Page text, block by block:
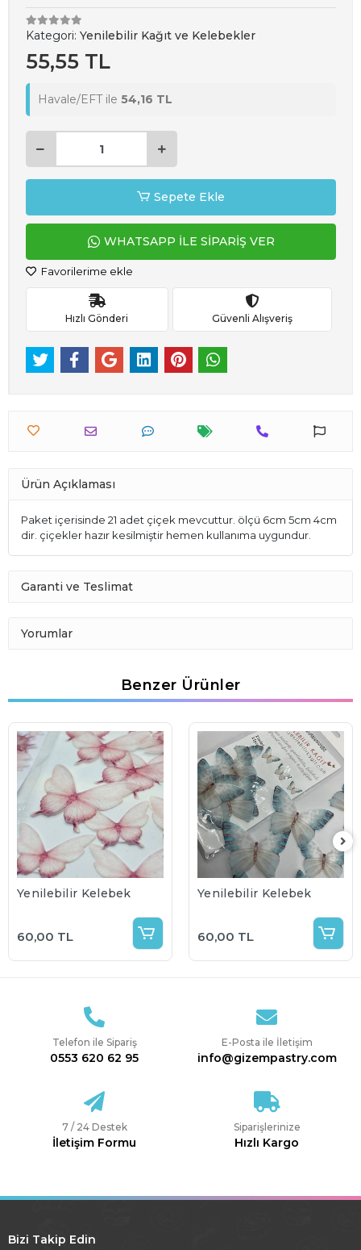
Kategori: Yenilebilir Kağıt ve Kelebekler
55,55 TL
Havale/EFT ile 54,16 TL
Sepete Ekle
WHATSAPP İLE SİPARİŞ VER
Favorilerime ekle
Hızlı Gönderi Güvenli Alışveriş
Ürün Açıklaması
Paket içerisinde 21 adet çiçek mevcuttur. ölçü 6cm 5cm 4cm
dir. çiçekler hazır kesilmiştir hemen kullanıma uygundur.
Garanti ve Teslimat
Yorumlar
Benzer Ürünler
Yenilebilir Kelebek
60,00 TL
Yenilebilir Kelebek
60,00 TL
Telefon ile Sipariş
0553 620 62 95
E-Posta ile İletişim
info@gizempastry.com
7 / 24 Destek
İletişim Formu
Siparişlerinize
Hızlı Kargo
Bizi Takip Edin